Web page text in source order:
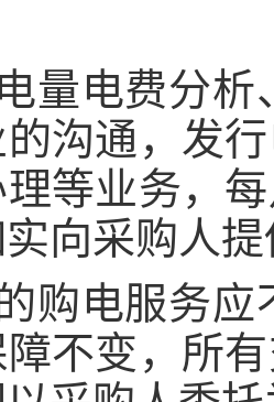
量电费分
沟通，发
等业务，
向采购人
购电服务
不变，所